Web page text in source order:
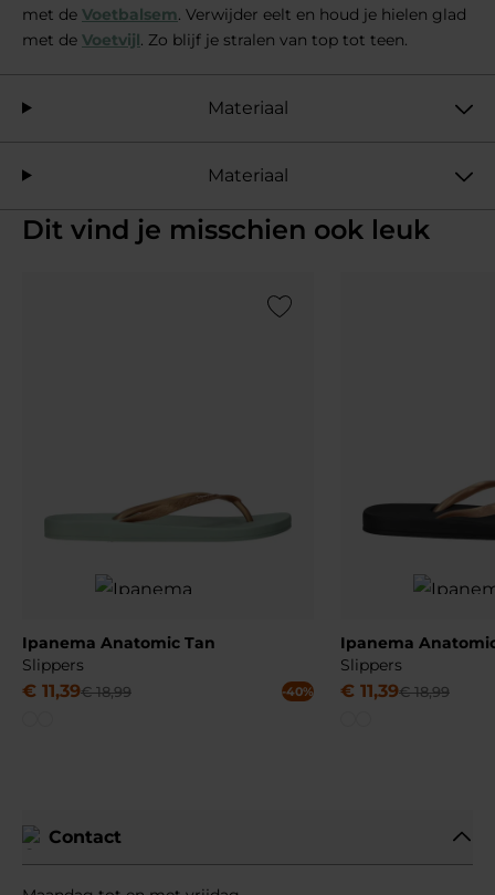
met de Voetbalsem. Verwijder eelt en houd je hielen glad
met de Voetvijl. Zo blijf je stralen van top tot teen.
Materiaal
Materiaal
Dit vind je misschien ook leuk
Add to Wishlist
Ipanema Anatomic Tan
Slippers
€ 11,39€ 18,99 -40%
Ipanema
Slippers
€ 11,39€ 18,99
Contact